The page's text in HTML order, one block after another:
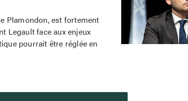
Plamondon, est fortement
Legault face aux enjeux
pourrait être réglée en